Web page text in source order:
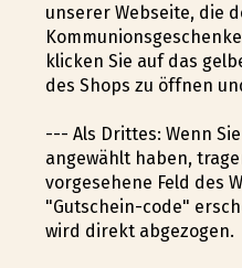
unserer Webseite, die
klicken Sie auf das
des Shops zu öffnen
--- Als Drittes: Wenn
angewählt haben,
vorgesehene Feld des
"Gutschein-code"
wird direkt abgezogen.